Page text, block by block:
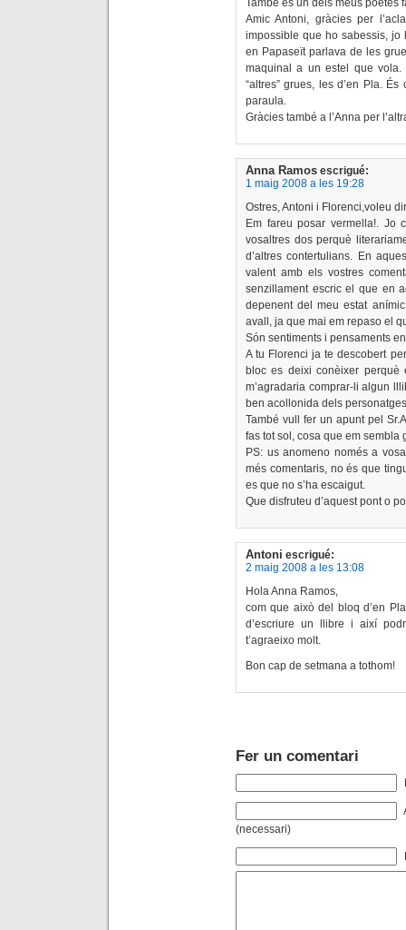
També és un dels meus poetes
Amic Antoni, gràcies per
impossible que ho sabessis,
en Papaseït parlava de les
maquinal a un estel que
“altres” grues, les d’en Pla.
paraula.
Gràcies també a l’Anna per
Anna Ramos escrigué:
1 maig 2008 a les 19:28
Ostres, Antoni i Florenci,voleu
Em fareu posar vermella!.
vosaltres dos perquè
d’altres contertulians. En
valent amb els vostres
senzillament escric el que en
depenent del meu estat
avall, ja que mai em repaso el
Són sentiments i pensaments
A tu Florenci ja te descobert
bloc es deixi conèixer
m’agradaria comprar-li algun
ben acollonida dels
També vull fer un apunt pel
fas tot sol, cosa que em sembla
PS: us anomeno només a
més comentaris, no és que
es que no s’ha escaigut.
Que disfruteu d’aquest pont o
Antoni escrigué:
2 maig 2008 a les 13:08
Hola Anna Ramos,
com que això del bloq d’en
d’escriure un llibre i així
t’agraeixo molt.
Bon cap de setmana a tothom!
Fer un comentari
(necessari)